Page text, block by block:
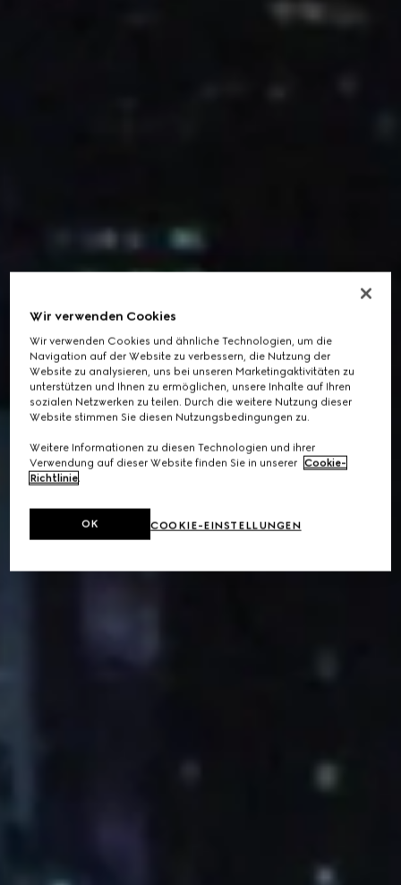
Wir verwenden Cookies
Wir verwenden Cookies und ähnliche Technologien, um die
Navigation auf der Website zu verbessern, die Nutzung der
Website zu analysieren, uns bei unseren Marketingaktivitäten zu
unterstützen und Ihnen zu ermöglichen, unsere Inhalte auf Ihren
sozialen Netzwerken zu teilen. Durch die weitere Nutzung dieser
Website stimmen Sie diesen Nutzungsbedingungen zu.
Weitere Informationen zu diesen Technologien und ihrer
Verwendung auf dieser Website finden Sie in unserer Cookie-
Richtlinie.
COOKIE-EINSTELLUNGEN
OK